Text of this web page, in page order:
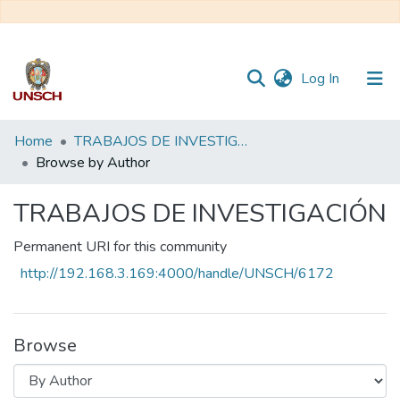
Log In (current)
Communities
&
All of DSpace
Home
TRABAJOS DE INVESTIGACIÓN
Browse by Author
TRABAJOS DE INVESTIGACIÓN
Permanent URI for this community
http://192.168.3.169:4000/handle/UNSCH/6172
Browse